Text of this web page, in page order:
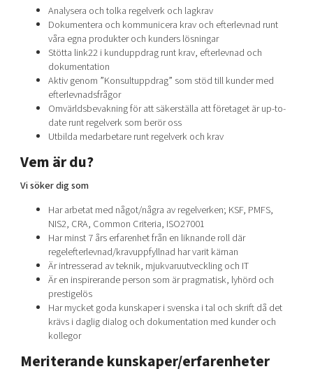
Analysera och tolka regelverk och lagkrav
Dokumentera och kommunicera krav och efterlevnad runt
våra egna produkter och kunders lösningar
Stötta link22 i kunduppdrag runt krav, efterlevnad och
dokumentation
Aktiv genom ”Konsultuppdrag” som stöd till kunder med
efterlevnadsfrågor
Omvärldsbevakning för att säkerställa att företaget är up-to-
date runt regelverk som berör oss
Utbilda medarbetare runt regelverk och krav
Vem är du?
Vi söker dig som
Har arbetat med något/några av regelverken; KSF, PMFS,
NIS2, CRA, Common Criteria, ISO27001
Har minst 7 års erfarenhet från en liknande roll där
regelefterlevnad/kravuppfyllnad har varit kärnan
Är intresserad av teknik, mjukvaruutveckling och IT
Är en inspirerande person som är pragmatisk, lyhörd och
prestigelös
Har mycket goda kunskaper i svenska i tal och skrift då det
krävs i daglig dialog och dokumentation med kunder och
kollegor
Meriterande kunskaper/erfarenheter